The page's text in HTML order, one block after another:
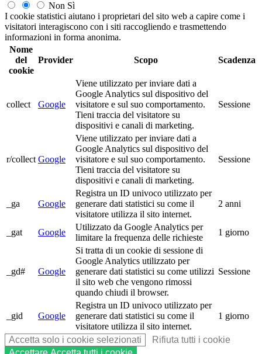
Non Sì
I cookie statistici aiutano i proprietari del sito web a capire come i
visitatori interagiscono con i siti raccogliendo e trasmettendo
informazioni in forma anonima.
Nome
del
cookie
Provider Scopo Scadenza
collect Google
Viene utilizzato per inviare dati a
Google Analytics sul dispositivo del
visitatore e sul suo comportamento.
Tieni traccia del visitatore su
dispositivi e canali di marketing.
Sessione
r/collect Google
Viene utilizzato per inviare dati a
Google Analytics sul dispositivo del
visitatore e sul suo comportamento.
Tieni traccia del visitatore su
dispositivi e canali di marketing.
Sessione
_ga Google
Registra un ID univoco utilizzato per
generare dati statistici su come il
visitatore utilizza il sito internet.
2 anni
_gat Google
Utilizzato da Google Analytics per
limitare la frequenza delle richieste
1 giorno
_gd# Google
Si tratta di un cookie di sessione di
Google Analytics utilizzato per
generare dati statistici su come utilizzi
il sito web che vengono rimossi
quando chiudi il browser.
Sessione
_gid Google
Registra un ID univoco utilizzato per
generare dati statistici su come il
visitatore utilizza il sito internet.
1 giorno
Accetta solo i cookie selezionati
Rifiuta tutti i cookie